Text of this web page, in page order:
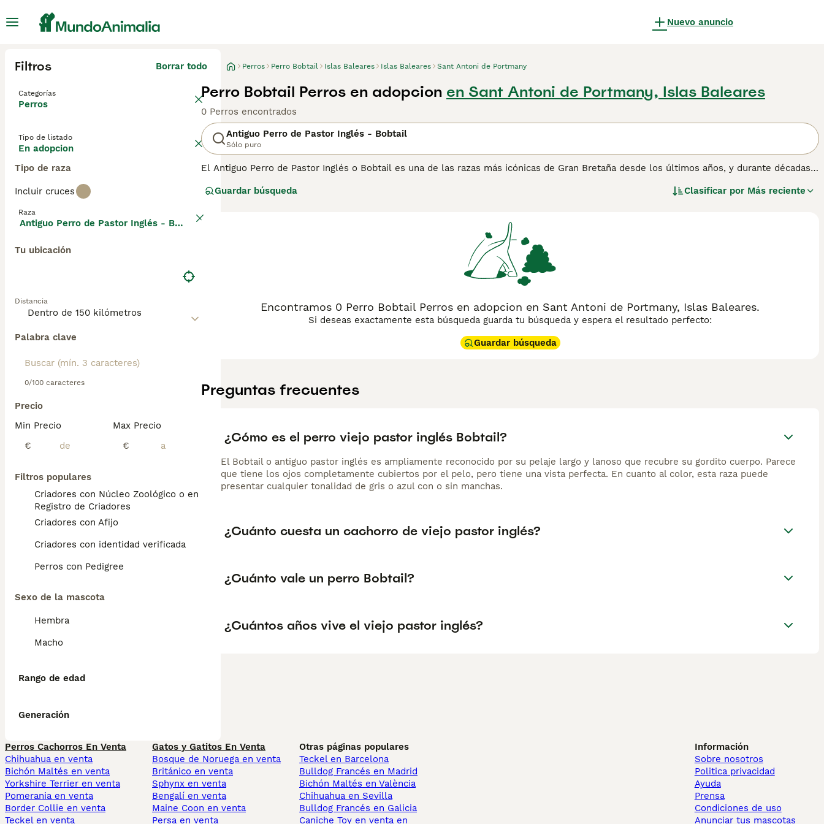
Nuevo anuncio
Filtros Borrar todo
Categorías
Perros
Tipo de listado
En adopcion
Tipo de raza
Incluir cruces
Raza
Antiguo Perro de Pastor Inglés - Bobtail
Tu ubicación
Distancia
Palabra clave
0/100 caracteres
Precio
Min Precio
€
Max Precio
€
Filtros populares
Criadores con Núcleo Zoológico o en el
Registro de Criadores
Criadores con Afijo
Criadores con identidad verificada
Perros con Pedigree
Sexo de la mascota
Hembra
Macho
Rango de edad
Generación
Perros Perro Bobtail Islas Baleares Islas Baleares Sant Antoni de Portmany
Perro Bobtail Perros en adopcion en Sant Antoni de Portmany, Islas Baleares
0 Perros encontrados
Antiguo Perro de Pastor Inglés - Bobtail
Sólo puro
El Antiguo Perro de Pastor Inglés o Bobtail es una de las razas más icónicas de Gran Bretaña desde los últimos años, y durante décadas
una buena razón. Son leales, amables y cariñosos.
Lee nuestra
Guardar búsqueda Clasificar por Más reciente
Encontramos 0 Perro Bobtail Perros en adopcion en Sant Antoni de Portmany, Islas Baleares.
Si deseas exactamente esta búsqueda guarda tu búsqueda y espera el resultado perfecto:
Guardar búsqueda
Preguntas frecuentes
¿Cómo es el perro viejo pastor inglés Bobtail?
El Bobtail o antiguo pastor inglés es ampliamente reconocido por su pelaje largo y lanoso que recubre su gordito cuerpo. Parece
que tiene los ojos completamente cubiertos por el pelo, pero tiene una vista perfecta. En cuanto al color, esta raza puede
presentar cualquier tonalidad de gris o azul con o sin manchas.
¿Cuánto cuesta un cachorro de viejo pastor inglés?
¿Cuánto vale un perro Bobtail?
¿Cuántos años vive el viejo pastor inglés?
Perros Cachorros En Venta
Chihuahua en venta
Bichón Maltés en venta
Yorkshire Terrier en venta
Pomerania en venta
Border Collie en venta
Teckel en venta
Gatos y Gatitos En Venta
Bosque de Noruega en venta
Británico en venta
Sphynx en venta
Bengalí en venta
Maine Coon en venta
Persa en venta
Otras páginas populares
Teckel en Barcelona
Bulldog Francés en Madrid
Bichón Maltés en València
Chihuahua en Sevilla
Bulldog Francés en Galicia
Caniche Toy en venta en
Información
Sobre nosotros
Politica privacidad
Ayuda
Prensa
Condiciones de uso
Anunciar tus mascotas